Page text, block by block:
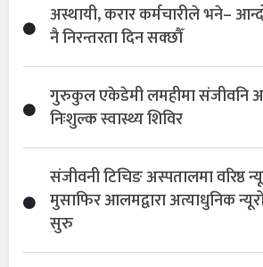
अस्थायी, करार कर्मचारीले भने–
नै निरन्तरता दिन सक्छौँ
गुरुकुल एकेडेमी लमहीमा संजीवनि
निःशुल्क स्वास्थ्य शिविर
संजीवनी टिचिङ अस्पतालमा वरिष्ठ
मुसाफिर आलमद्वारा अत्याधुनिक
सुरु